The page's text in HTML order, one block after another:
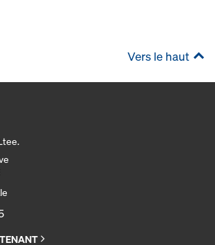
Vers le haut